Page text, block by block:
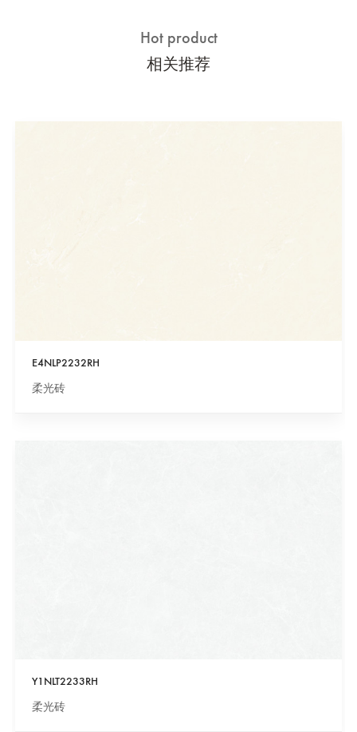
Hot product
相关推荐
E4NLP2232RH
柔光砖
Y1NLT2233RH
柔光砖